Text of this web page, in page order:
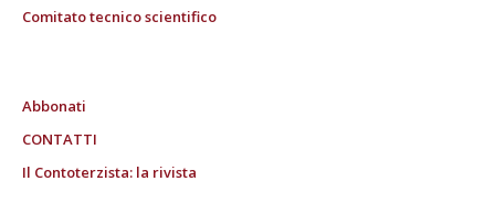
Comitato tecnico scientifico
Abbonati
CONTATTI
Il Contoterzista: la rivista